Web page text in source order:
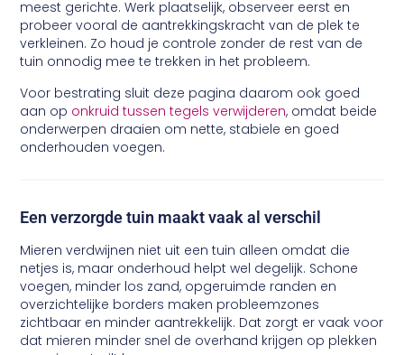
meest gerichte. Werk plaatselijk, observeer eerst en
probeer vooral de aantrekkingskracht van de plek te
verkleinen. Zo houd je controle zonder de rest van de
tuin onnodig mee te trekken in het probleem.
Voor bestrating sluit deze pagina daarom ook goed
aan op onkruid tussen tegels verwijderen, omdat beide
onderwerpen draaien om nette, stabiele en goed
onderhouden voegen.
Een verzorgde tuin maakt vaak al verschil
Mieren verdwijnen niet uit een tuin alleen omdat die
netjes is, maar onderhoud helpt wel degelijk. Schone
voegen, minder los zand, opgeruimde randen en
overzichtelijke borders maken probleemzones
zichtbaar en minder aantrekkelijk. Dat zorgt er vaak voor
dat mieren minder snel de overhand krijgen op plekken